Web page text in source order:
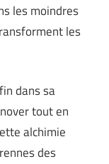
les moindres
les
dans sa
tout en
alchimie
des